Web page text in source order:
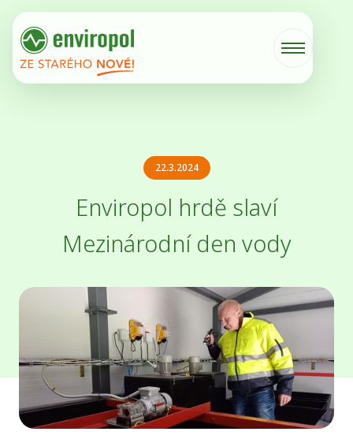
22.3.2024
Enviropol hrdě slaví
Mezinárodní den vody